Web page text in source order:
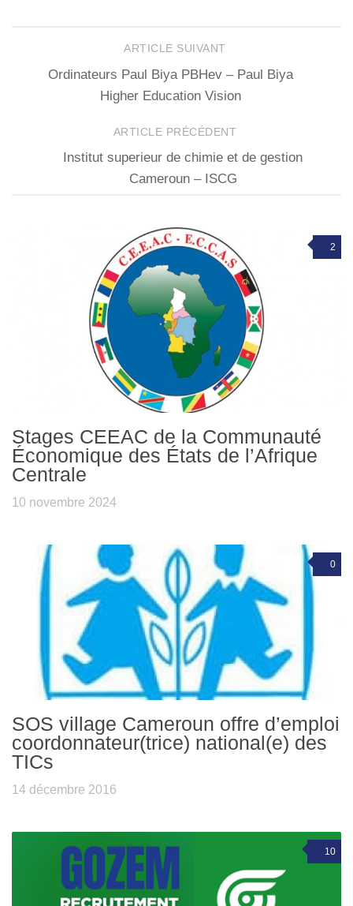
ARTICLE SUIVANT
Ordinateurs Paul Biya PBHev – Paul Biya
Higher Education Vision
ARTICLE PRÉCÉDENT
Institut superieur de chimie et de gestion
Cameroun – ISCG
2
Stages CEEAC de la Communauté
Économique des États de l’Afrique
Centrale
10 novembre 2024
0
SOS village Cameroun offre d’emploi
coordonnateur(trice) national(e) des
TICs
14 décembre 2016
10